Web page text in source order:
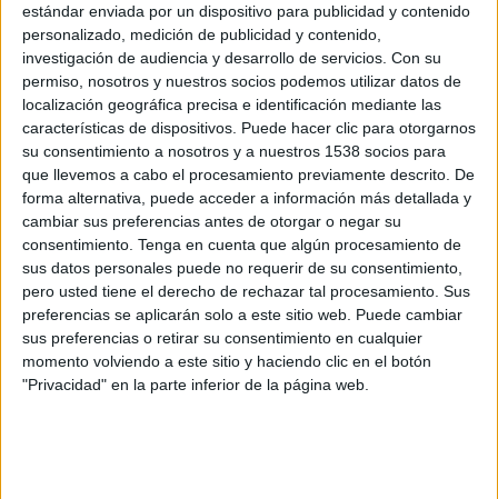
estándar enviada por un dispositivo para publicidad y contenido
personalizado, medición de publicidad y contenido,
investigación de audiencia y desarrollo de servicios. Con su
permiso, nosotros y nuestros socios podemos utilizar datos de
localización geográfica precisa e identificación mediante las
características de dispositivos. Puede hacer clic para otorgarnos
su consentimiento a nosotros y a nuestros 1538 socios para
que llevemos a cabo el procesamiento previamente descrito. De
forma alternativa, puede acceder a información más detallada y
cambiar sus preferencias antes de otorgar o negar su
consentimiento. Tenga en cuenta que algún procesamiento de
sus datos personales puede no requerir de su consentimiento,
pero usted tiene el derecho de rechazar tal procesamiento. Sus
preferencias se aplicarán solo a este sitio web. Puede cambiar
sus preferencias o retirar su consentimiento en cualquier
momento volviendo a este sitio y haciendo clic en el botón
"Privacidad" en la parte inferior de la página web.
Els denunciants asseguren que tot i que
l'empresa promotora anuncia la promoció
d'habitatges "en una zona verge de la Costa
Brava", la seva construcció ha comportat "la
deforestació d'una extensa zona boscosa".
"Concretament l'última que quedava accessible
a toca de la platja de Sa Riera", afegeixen.
També alerten que l'àrea a urbanitzar té
pendents que oscil·len entre el 22% i el 34%.
"Això ha provocat que hagin extret milers de
metres cúbics de substrat només per obrir i fer